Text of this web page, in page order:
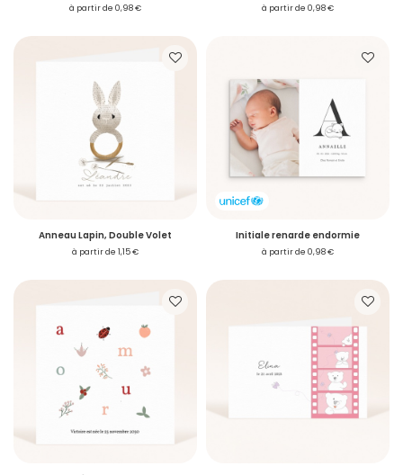
à partir de 0,98 € à partir de 0,98 €
Anneau Lapin, Double Volet
à partir de 1,15 €
Initiale renarde endormie
à partir de 0,98 €